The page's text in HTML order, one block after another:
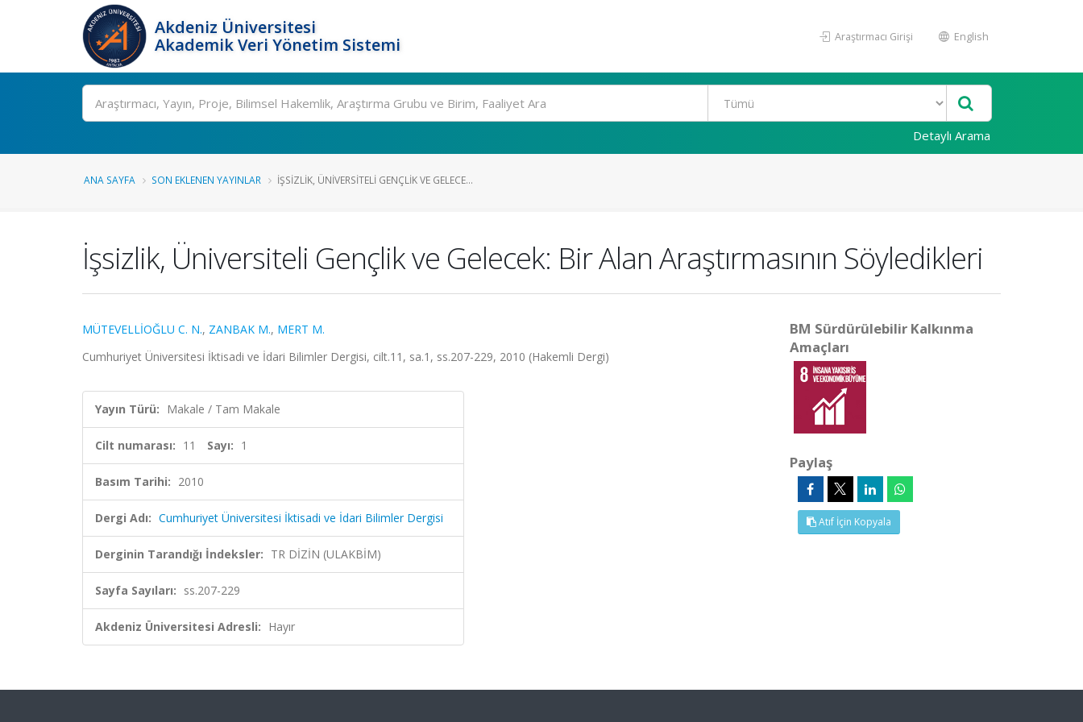
Akdeniz Üniversitesi
Akademik Veri Yönetim Sistemi
Araştırmacı Girişi English
Ara
Detaylı Arama
ANA SAYFA SON EKLENEN YAYINLAR İŞSIZLIK, ÜNIVERSITELI GENÇLIK VE GELECE...
İşsizlik, Üniversiteli Gençlik ve Gelecek: Bir Alan Araştırmasının Söyledikleri
MÜTEVELLİOĞLU C. N., ZANBAK M., MERT M.
Cumhuriyet Üniversitesi İktisadi ve İdari Bilimler Dergisi, cilt.11, sa.1, ss.207-229, 2010 (Hakemli Dergi)
Yayın Türü: Makale / Tam Makale
Cilt numarası: 11 Sayı: 1
Basım Tarihi: 2010
Dergi Adı: Cumhuriyet Üniversitesi İktisadi ve İdari Bilimler Dergisi
Derginin Tarandığı İndeksler: TR DİZİN (ULAKBİM)
Sayfa Sayıları: ss.207-229
Akdeniz Üniversitesi Adresli: Hayır
BM Sürdürülebilir Kalkınma
Amaçları
Paylaş
Atıf İçin Kopyala